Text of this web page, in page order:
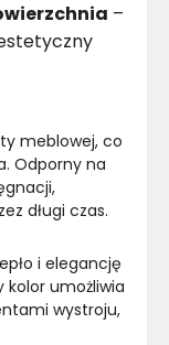
–
meblowej, co
Odporny na
długi czas.
i elegancję
kolor umożliwia
wystroju,